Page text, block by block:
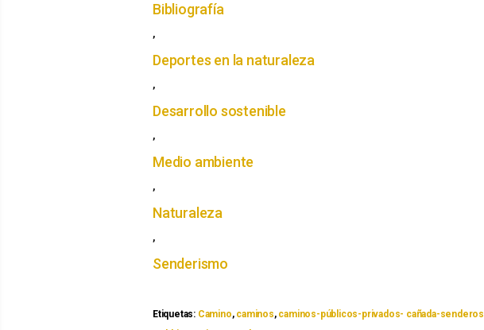
Bibliografía
,
Deportes en la naturaleza
,
Desarrollo sostenible
,
Medio ambiente
,
Naturaleza
,
Senderismo
Etiquetas: Etiquetas
Camino, caminos, caminos-públicos-privados- cañada-